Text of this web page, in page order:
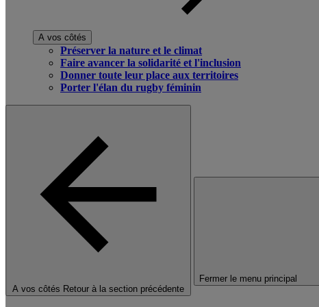
A vos côtés
Préserver la nature et le climat
Faire avancer la solidarité et l'inclusion
Donner toute leur place aux territoires
Porter l'élan du rugby féminin
A vos côtés Retour à la section précédente
Fermer le menu principal